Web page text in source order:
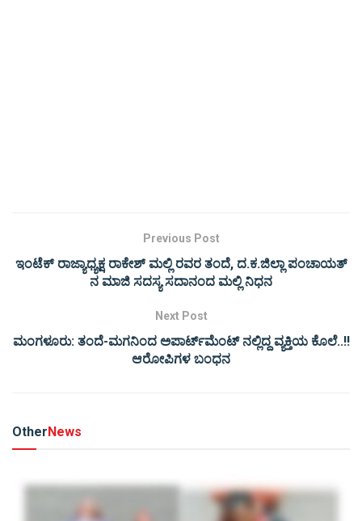
Previous Post
ಇಂಟೆಕ್ ರಾಜ್ಯಾಧ್ಯಕ್ಷ ರಾಕೇಶ್ ಮಲ್ಲಿ ರವರ ತಂದೆ, ದ.ಕ.ಜಿಲ್ಲಾ ಪಂಚಾಯತ್
ನ ಮಾಜಿ ಸದಸ್ಯ ಸದಾನಂದ ಮಲ್ಲಿ ನಿಧನ
Next Post
ಮಂಗಳೂರು: ತಂದೆ-ಮಗನಿಂದ ಅಪಾರ್ಟ್‌ಮೆಂಟ್ ‌ನಲ್ಲಿದ್ದ ವ್ಯಕ್ತಿಯ ಕೊಲೆ..!!
ಆರೋಪಿಗಳ ಬಂಧನ
Other News